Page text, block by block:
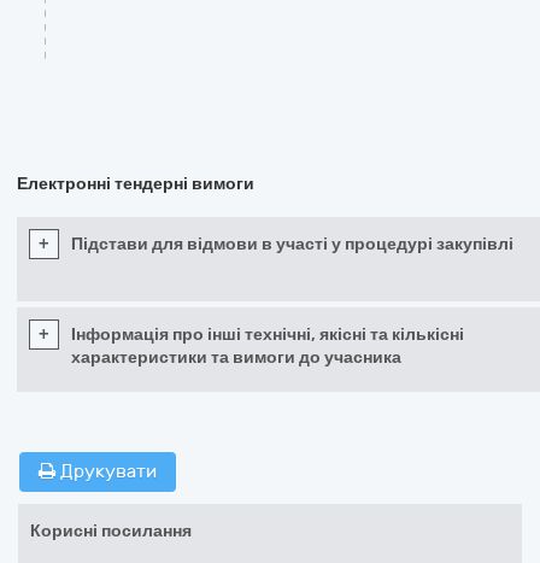
Електронні тендерні вимоги
+ Підстави для відмови в участі у процедурі закупівлі
+
Інформація про інші технічні, якісні та кількісні
характеристики та вимоги до учасника
Друкувати
Корисні посилання